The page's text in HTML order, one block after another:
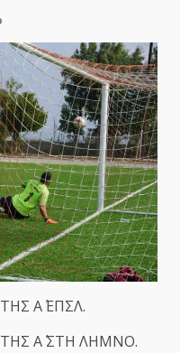
Α΄ ΕΠΣΛ.
Α΄ ΣΤΗ ΛΗΜΝΟ.